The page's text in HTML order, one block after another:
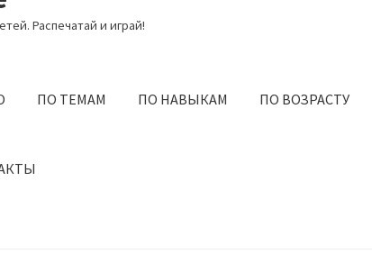
Распечатай и играй!
ПО ТЕМАМ ПО НАВЫКАМ ПО ВОЗРАСТУ